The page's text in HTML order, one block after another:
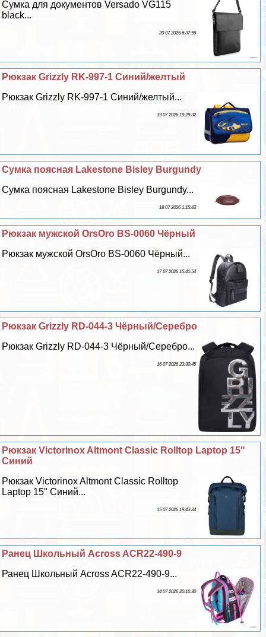
Сумка для документов Versado VG115
black...
20 07 2026 6:37:59
Рюкзак Grizzly RK-997-1 Синий/желтый
Рюкзак Grizzly RK-997-1 Синий/желтый...
19 07 2026 19:29:32
Сумка поясная Lakestone Bisley Burgundy
Сумка поясная Lakestone Bisley Burgundy...
18 07 2026 1:15:43
Рюкзак мужской OrsOro BS-0060 Чёрный
Рюкзак мужской OrsOro BS-0060 Чёрный...
17 07 2026 15:41:54
Рюкзак Grizzly RD-044-3 Чёрный/Серебро
Рюкзак Grizzly RD-044-3 Чёрный/Серебро...
16 07 2026 23:30:45
Рюкзак Victorinox Altmont Classic Rolltop Laptop 15"
Синий
Рюкзак Victorinox Altmont Classic Rolltop
Laptop 15" Синий...
15 07 2026 19:43:34
Ранец Школьный Across ACR22-490-9
Ранец Школьный Across ACR22-490-9...
14 07 2026 20:10:30